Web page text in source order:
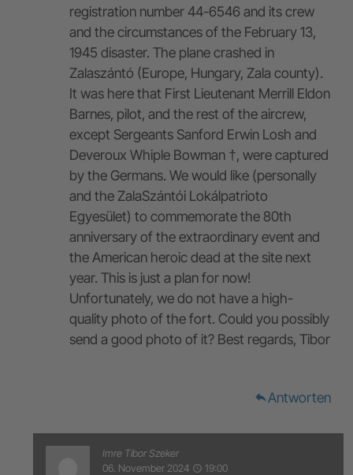
registration number 44-6546 and its crew
and the circumstances of the February 13,
1945 disaster. The plane crashed in
Zalaszántó (Europe, Hungary, Zala county).
It was here that First Lieutenant Merrill Eldon
Barnes, pilot, and the rest of the aircrew,
except Sergeants Sanford Erwin Losh and
Deveroux Whiple Bowman †, were captured
by the Germans. We would like (personally
and the ZalaSzántói Lokálpatrioto
Egyesület) to commemorate the 80th
anniversary of the extraordinary event and
the American heroic dead at the site next
year. This is just a plan for now!
Unfortunately, we do not have a high-
quality photo of the fort. Could you possibly
send a good photo of it? Best regards, Tibor
replyAntworten
Imre Tibor Szeker
06. November 2024 access_time 19:00